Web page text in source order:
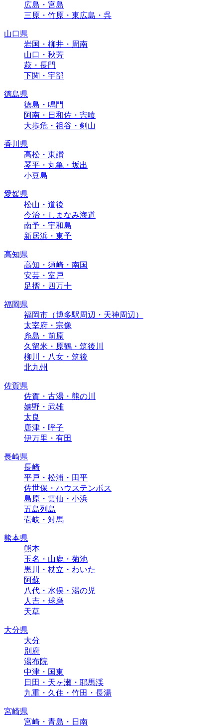
広島・宮島
三原・竹原・東広島・呉
山口県
岩国・柳井・周南
山口・秋芳
萩・長門
下関・宇部
徳島県
徳島・鳴門
阿南・日和佐・宍喰
大歩危・祖谷・剣山
香川県
高松・東讃
琴平・丸亀・坂出
小豆島
愛媛県
松山・道後
今治・しまなみ海道
南予・宇和島
新居浜・東予
高知県
高知・須崎・南国
安芸・室戸
足摺・四万十
福岡県
福岡市（博多駅周辺・天神周辺）
太宰府・宗像
糸島・前原
久留米・原鶴・筑後川
柳川・八女・筑後
北九州
佐賀県
佐賀・古湯・熊の川
嬉野・武雄
太良
唐津・呼子
伊万里・有田
長崎県
長崎
平戸・松浦・田平
佐世保・ハウステンボス
島原・雲仙・小浜
五島列島
壱岐・対馬
熊本県
熊本
玉名・山鹿・菊池
黒川・杖立・わいた
阿蘇
八代・水俣・湯の児
人吉・球磨
天草
大分県
大分
別府
湯布院
中津・国東
日田・天ヶ瀬・耶馬渓
九重・久住・竹田・長湯
宮崎県
宮崎・青島・日南